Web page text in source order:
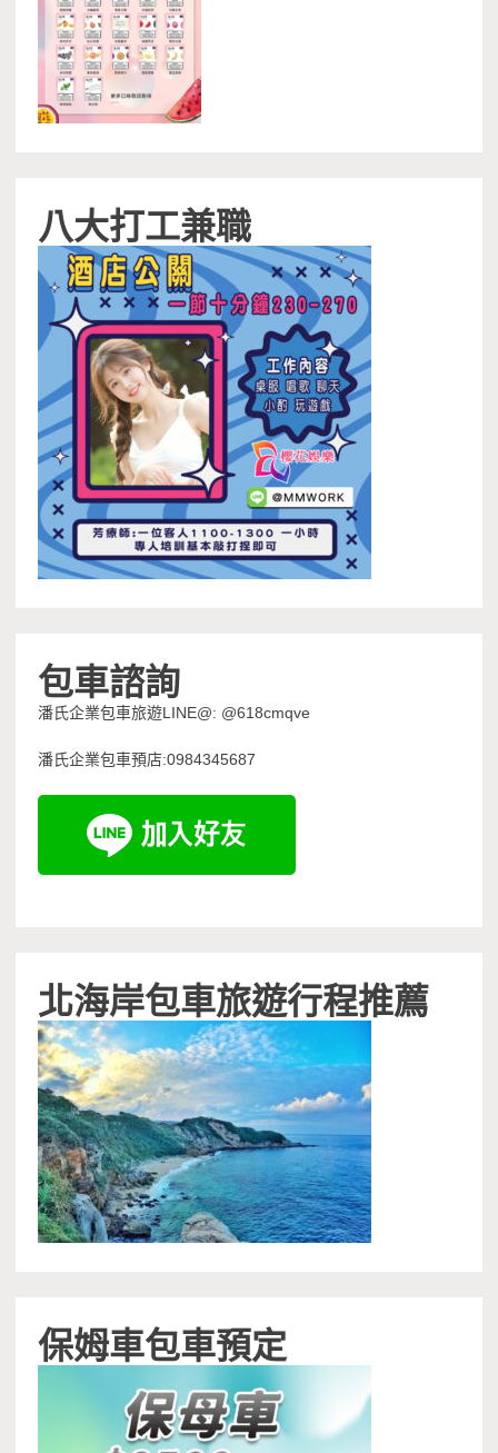
八大打工兼職
包車諮詢
潘氏企業包車旅遊LINE@: @618cmqve
潘氏企業包車預店:0984345687
北海岸包車旅遊行程推薦
保姆車包車預定